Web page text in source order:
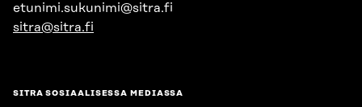
etunimi.sukunimi@sitra.fi
sitra@sitra.fi
SITRA SOSIAALISESSA MEDIASSA